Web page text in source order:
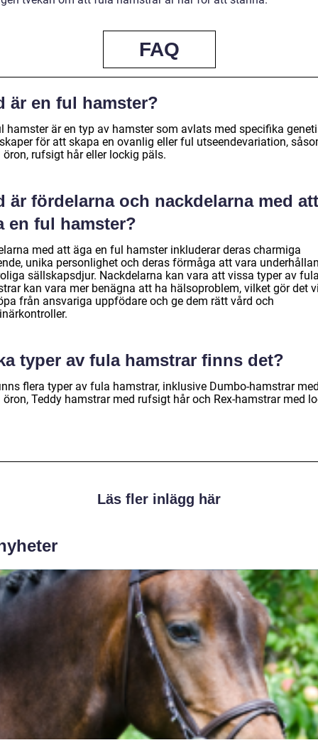
FAQ
är en ful hamster?
hamster är en typ av hamster som avlats med specifika
för att skapa en ovanlig eller ful utseendevariation,
öron, rufsigt hår eller lockig päls.
är fördelarna och nackdelarna med att
en ful hamster?
med att äga en ful hamster inkluderar deras charmiga
unika personlighet och deras förmåga att vara
sällskapsdjur. Nackdelarna kan vara att vissa typer av
kan vara mer benägna att ha hälsoproblem, vilket gör det
från ansvariga uppfödare och ge dem rätt vård och
typer av fula hamstrar finns det?
flera typer av fula hamstrar, inklusive Dumbo-hamstrar
öron, Teddy hamstrar med rufsigt hår och Rex-hamstrar med
Läs fler inlägg här